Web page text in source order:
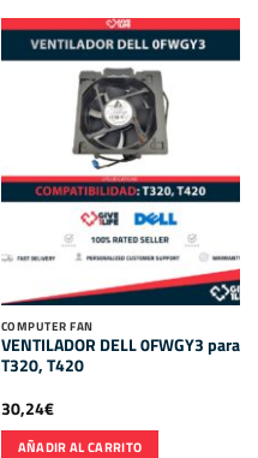
COMPUTER FAN
VENTILADOR DELL 0FWGY3 para
T320, T420
30,24€
AÑADIR AL CARRITO